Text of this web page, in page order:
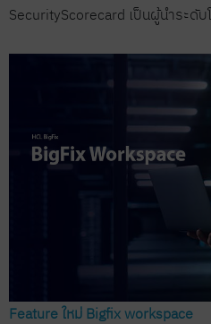
SecurityScorecard เป็นผู้นำระดั
Feature ใหม่ Bigfix workspace